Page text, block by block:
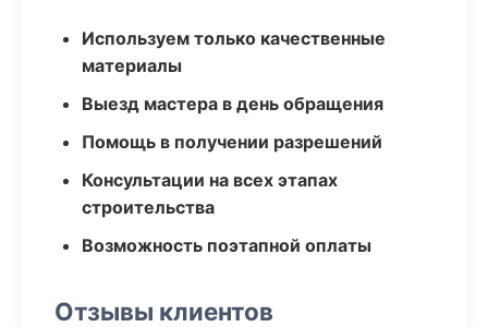
Используем только качественные
материалы
Выезд мастера в день обращения
Помощь в получении разрешений
Консультации на всех этапах
строительства
Возможность поэтапной оплаты
Отзывы клиентов